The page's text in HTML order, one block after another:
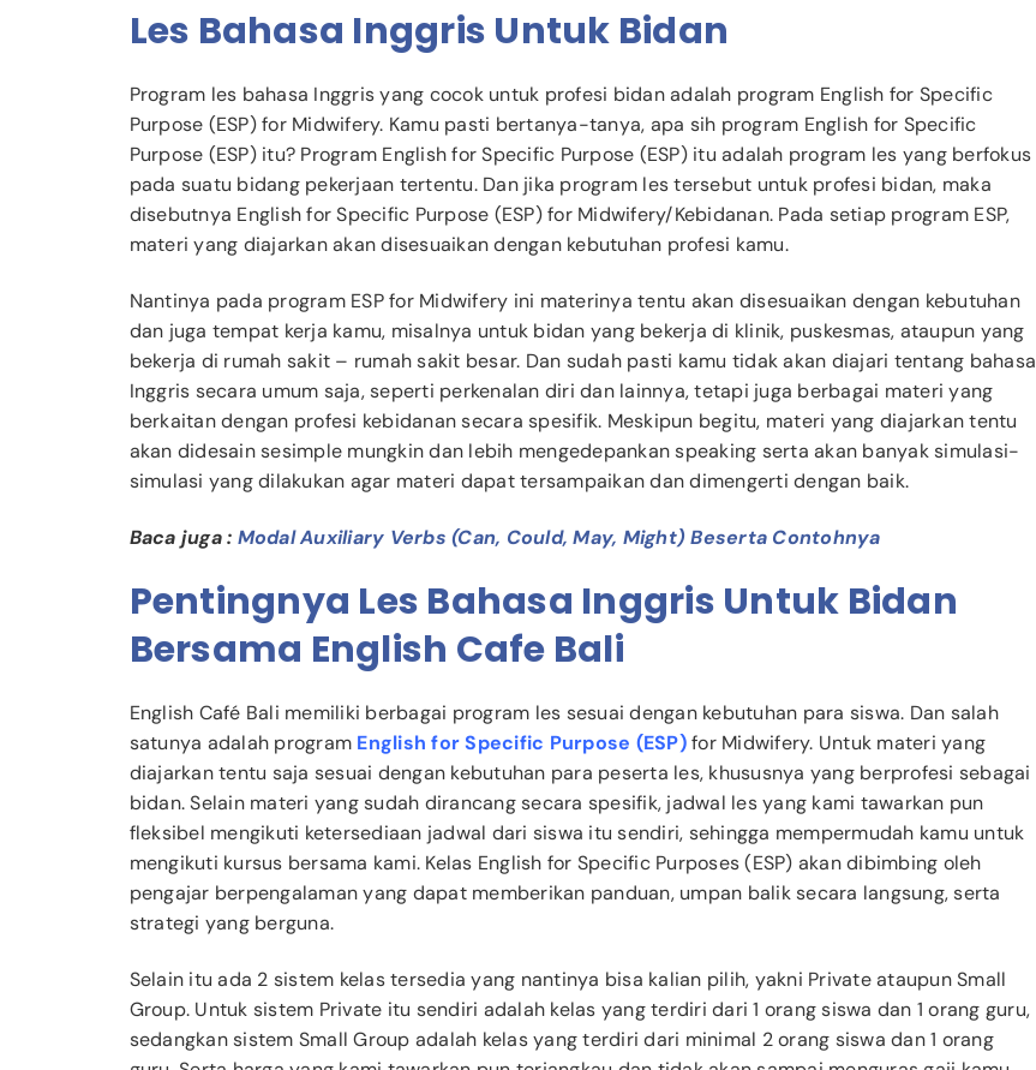
Les Bahasa Inggris Untuk Bidan
Program les bahasa Inggris yang cocok untuk profesi bidan adalah program English for Specific
Purpose (ESP) for Midwifery. Kamu pasti bertanya-tanya, apa sih program English for Specific
Purpose (ESP) itu? Program English for Specific Purpose (ESP) itu adalah program les yang berfokus
pada suatu bidang pekerjaan tertentu. Dan jika program les tersebut untuk profesi bidan, maka
disebutnya English for Specific Purpose (ESP) for Midwifery/Kebidanan. Pada setiap program ESP,
materi yang diajarkan akan disesuaikan dengan kebutuhan profesi kamu.
Nantinya pada program ESP for Midwifery ini materinya tentu akan disesuaikan dengan kebutuhan
dan juga tempat kerja kamu, misalnya untuk bidan yang bekerja di klinik, puskesmas, ataupun yang
bekerja di rumah sakit – rumah sakit besar. Dan sudah pasti kamu tidak akan diajari tentang bahasa
Inggris secara umum saja, seperti perkenalan diri dan lainnya, tetapi juga berbagai materi yang
berkaitan dengan profesi kebidanan secara spesifik. Meskipun begitu, materi yang diajarkan tentu
akan didesain sesimple mungkin dan lebih mengedepankan speaking serta akan banyak simulasi-
simulasi yang dilakukan agar materi dapat tersampaikan dan dimengerti dengan baik.
Baca juga : Modal Auxiliary Verbs (Can, Could, May, Might) Beserta Contohnya
Pentingnya Les Bahasa Inggris Untuk Bidan
Bersama English Cafe Bali
English Café Bali memiliki berbagai program les sesuai dengan kebutuhan para siswa. Dan salah
satunya adalah program English for Specific Purpose (ESP)for Midwifery. Untuk materi yang
diajarkan tentu saja sesuai dengan kebutuhan para peserta les, khususnya yang berprofesi sebagai
bidan. Selain materi yang sudah dirancang secara spesifik, jadwal les yang kami tawarkan pun
fleksibel mengikuti ketersediaan jadwal dari siswa itu sendiri, sehingga mempermudah kamu untuk
mengikuti kursus bersama kami. Kelas English for Specific Purposes (ESP) akan dibimbing oleh
pengajar berpengalaman yang dapat memberikan panduan, umpan balik secara langsung, serta
strategi yang berguna.
Selain itu ada 2 sistem kelas tersedia yang nantinya bisa kalian pilih, yakni Private ataupun Small
Group. Untuk sistem Private itu sendiri adalah kelas yang terdiri dari 1 orang siswa dan 1 orang guru,
sedangkan sistem Small Group adalah kelas yang terdiri dari minimal 2 orang siswa dan 1 orang